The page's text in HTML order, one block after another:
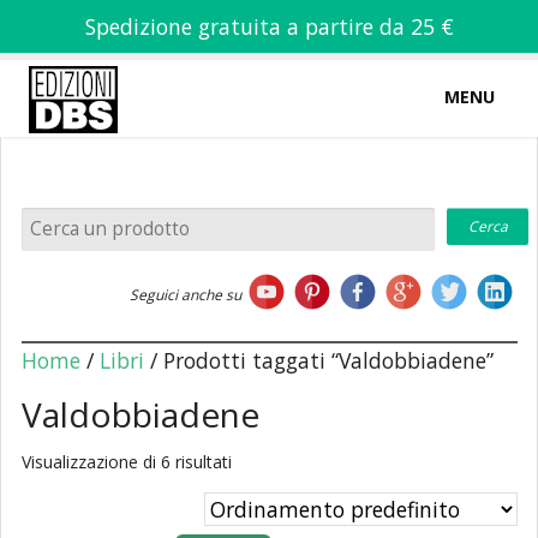
Spedizione gratuita a partire da 25 €
MENU
Home
Chi siamo
Libri
Seguici anche su
Home/ Libri / Prodotti taggati “Valdobbiadene”
Valdobbiadene
Visualizzazione di 6 risultati